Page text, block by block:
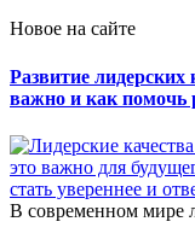
Новое на сайте
Развитие
важно и как помочь
В современном мире